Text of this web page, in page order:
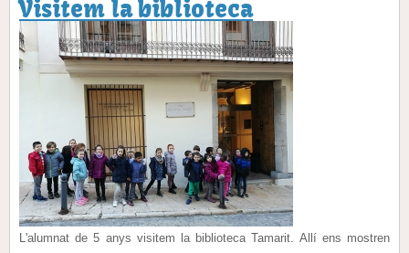
Visitem la biblioteca
L'alumnat de 5 anys visitem la biblioteca Tamarit. Allí ens mostren